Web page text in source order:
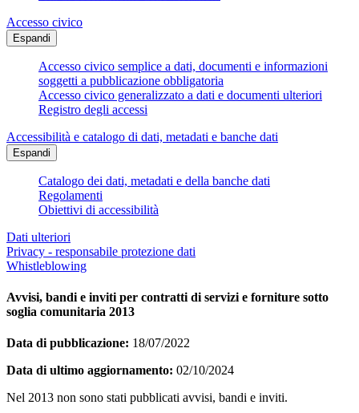
Accesso civico
Espandi
Accesso civico semplice a dati, documenti e informazioni
soggetti a pubblicazione obbligatoria
Accesso civico generalizzato a dati e documenti ulteriori
Registro degli accessi
Accessibilità e catalogo di dati, metadati e banche dati
Espandi
Catalogo dei dati, metadati e della banche dati
Regolamenti
Obiettivi di accessibilità
Dati ulteriori
Privacy - responsabile protezione dati
Whistleblowing
Avvisi, bandi e inviti per contratti di servizi e forniture sotto
soglia comunitaria 2013
Data di pubblicazione: 18/07/2022
Data di ultimo aggiornamento: 02/10/2024
Nel 2013 non sono stati pubblicati avvisi, bandi e inviti.